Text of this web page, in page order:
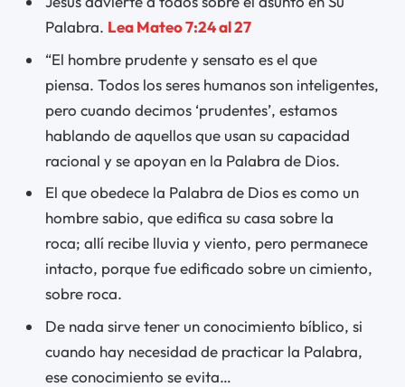
Palabra. Lea Mateo 7:24 al 27
“El hombre prudente y sensato es el que
piensa. Todos los seres humanos son inteligentes,
pero cuando decimos ‘prudentes’, estamos
hablando de aquellos que usan su capacidad
racional y se apoyan en la Palabra de Dios.
El que obedece la Palabra de Dios es como un
hombre sabio, que edifica su casa sobre la
roca; allí recibe lluvia y viento, pero permanece
intacto, porque fue edificado sobre un cimiento,
sobre roca.
De nada sirve tener un conocimiento bíblico, si
cuando hay necesidad de practicar la Palabra,
ese conocimiento se evita…